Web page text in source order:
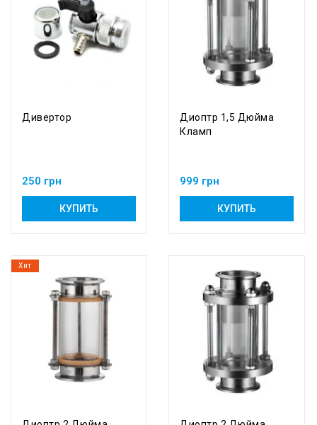
Дивертор
250 грн
КУПИТЬ
Диоптр 1,5 Дюйма
Кламп
999 грн
КУПИТЬ
Хит